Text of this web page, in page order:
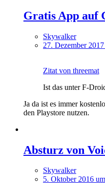
Gratis App auf
Skywalker
27. Dezember
Zitat von threemat
Ist das unter F-
Ja da ist es immer
den Playstore nutzen.
Absturz von
Skywalker
5. Oktober 2016